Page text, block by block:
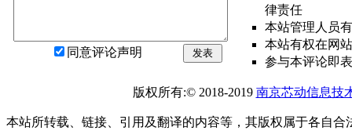
同意评论声明 发表
律责任
本站管理人员
本站有权在网
参与本评论即
版权所有:© 2018-2019 南京芯动信息技
本站所转载、链接、引用及翻译的内容等，其版权属于各自合